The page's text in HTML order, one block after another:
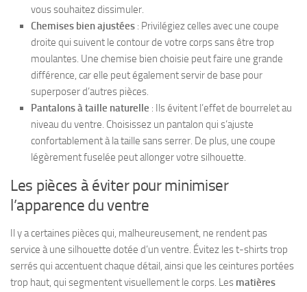
vous souhaitez dissimuler.
Chemises bien ajustées : Privilégiez celles avec une coupe
droite qui suivent le contour de votre corps sans être trop
moulantes. Une chemise bien choisie peut faire une grande
différence, car elle peut également servir de base pour
superposer d’autres pièces.
Pantalons à taille naturelle : Ils évitent l’effet de bourrelet au
niveau du ventre. Choisissez un pantalon qui s’ajuste
confortablement à la taille sans serrer. De plus, une coupe
légèrement fuselée peut allonger votre silhouette.
Les pièces à éviter pour minimiser
l’apparence du ventre
Il y a certaines pièces qui, malheureusement, ne rendent pas
service à une silhouette dotée d’un ventre. Évitez les t-shirts trop
serrésqui accentuent chaque détail, ainsi que les ceintures portées
trop haut, qui segmentent visuellement le corps. Les matières